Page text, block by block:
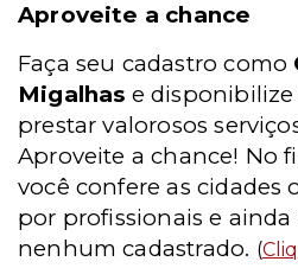
Aproveite a chance
Faça seu cadastro como
Migalhas e disponibilize
prestar valorosos
Aproveite a chance! No
você confere as cidades
por profissionais e
nenhum cadastrado. (